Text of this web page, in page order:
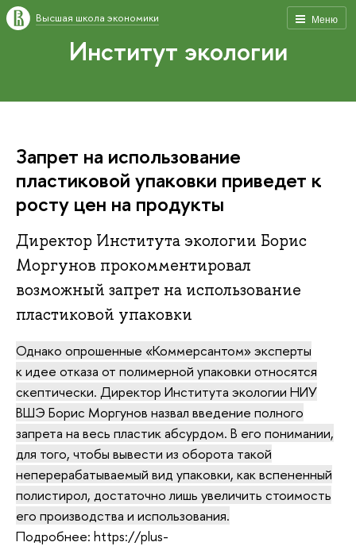
Меню
Высшая школа экономики
Институт экологии
Запрет на использова­ние
пластиковой упаковки приведет к
росту цен на продукты
Директор Института экологии Борис
Моргунов прокомментировал
возможный запрет на использование
пластиковой упаковки
Однако опрошенные «Коммерсантом» эксперты
к идее отказа от полимерной упаковки относятся
скептически. Директор Института экологии НИУ
ВШЭ Борис Моргунов назвал введение полного
запрета на весь пластик абсурдом. В его понимании,
для того, чтобы вывести из оборота такой
неперерабатываемый вид упаковки, как вспененный
полистирол, достаточно лишь увеличить стоимость
его производства и использования.
Подробнее: https://plus-